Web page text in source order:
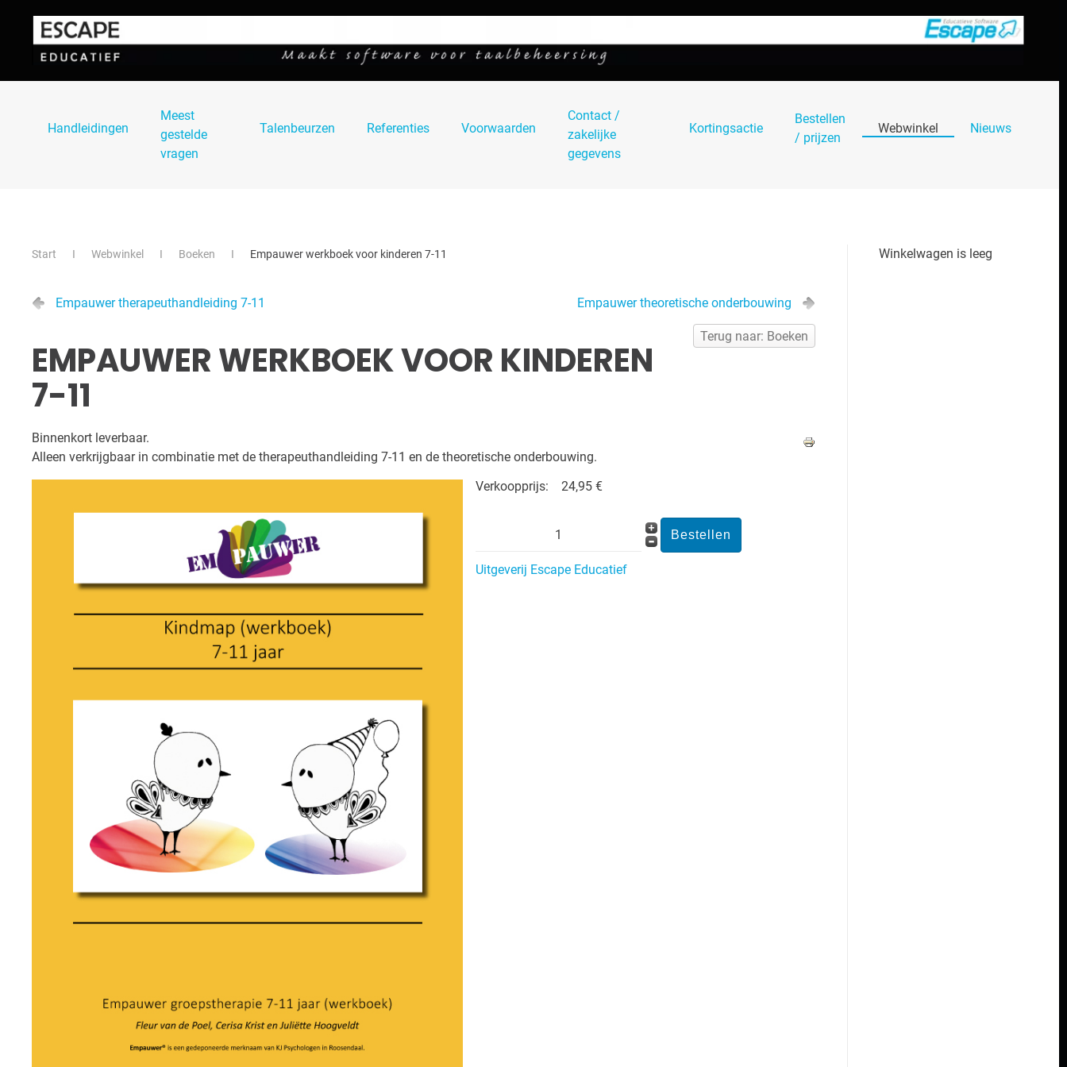
Skip to main content
Handleidingen
Meest
gestelde
vragen
Talenbeurzen Referenties Voorwaarden
Contact /
zakelijke
gegevens
Kortingsactie
Bestellen
/ prijzen
Webwinkel Nieuws
Start Webwinkel Boeken Empauwer werkboek voor kinderen 7-11
Empauwer therapeuthandleiding 7-11 Empauwer theoretische onderbouwing
Terug naar: Boeken
EMPAUWER WERKBOEK VOOR KINDEREN
7-11
Binnenkort leverbaar.
Alleen verkrijgbaar in combinatie met de therapeuthandleiding 7-11 en de theoretische onderbouwing.
Verkoopprijs:
24,95 €
Uitgeverij Escape Educatief
Winkelwagen is leeg